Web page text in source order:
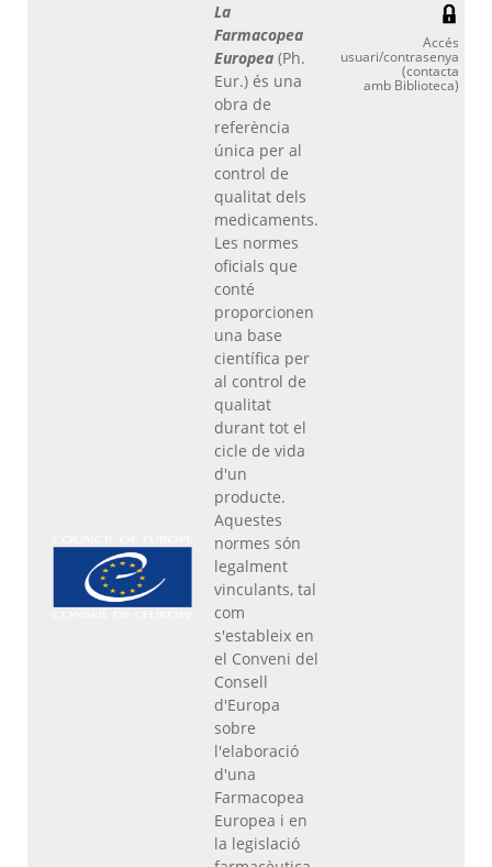
La
Farmacopea
Europea (Ph.
Eur.) és una
obra de
referència
única per al
control de
qualitat dels
medicaments.
Les normes
oficials que
conté
proporcionen
una base
científica per
al control de
qualitat
durant tot el
cicle de vida
d'un
producte.
Aquestes
normes són
legalment
vinculants, tal
com
s'estableix en
el Conveni del
Consell
d'Europa
sobre
l'elaboració
d'una
Farmacopea
Europea i en
la legislació
Accés
usuari/contrasenya
(contacta
amb Biblioteca)